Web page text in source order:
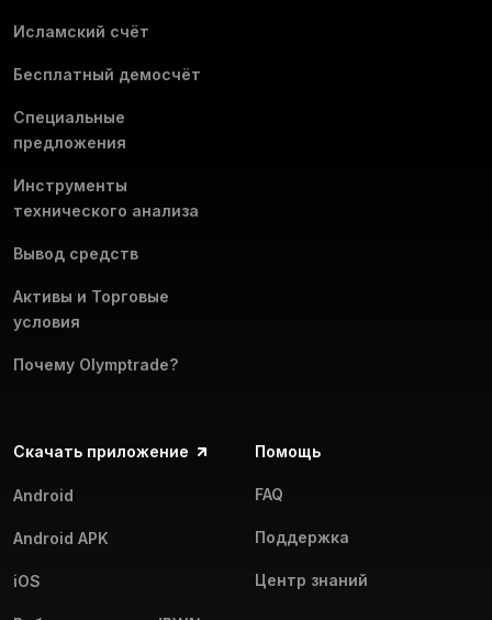
Исламский счёт
Бесплатный демосчёт
Специальные
предложения
Инструменты
технического анализа
Вывод средств
Активы и Торговые
условия
Почему Olymptrade?
Скачать приложение
Android
Android APK
iOS
Помощь
FAQ
Поддержка
Центр знаний